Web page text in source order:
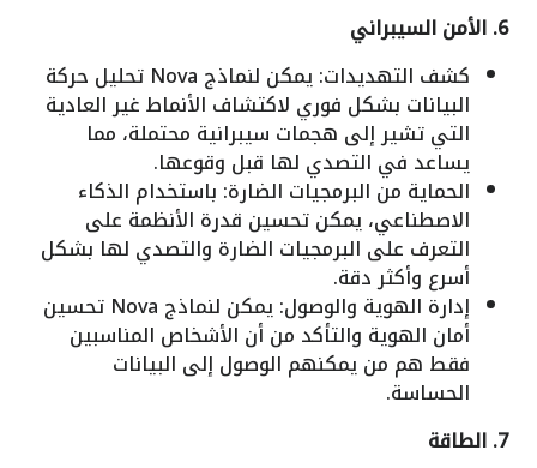
6. الأمن السيبراني
كشف التهديدات: يمكن لنماذج Nova تحليل حركة
البيانات بشكل فوري لاكتشاف الأنماط غير العادية
التي تشير إلى هجمات سيبرانية محتملة، مما
يساعد في التصدي لها قبل وقوعها.
الحماية من البرمجيات الضارة: باستخدام الذكاء
الاصطناعي، يمكن تحسين قدرة الأنظمة على
التعرف على البرمجيات الضارة والتصدي لها بشكل
أسرع وأكثر دقة.
إدارة الهوية والوصول: يمكن لنماذج Nova تحسين
أمان الهوية والتأكد من أن الأشخاص المناسبين
فقط هم من يمكنهم الوصول إلى البيانات
الحساسة.
7. الطاقة